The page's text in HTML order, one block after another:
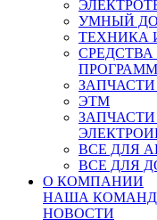
УМНЫЙ
ТЕХНИКА
СРЕДСТВА
ЭТМ
ВСЕ ДЛЯ
ВСЕ ДЛЯ
О КОМПАНИИ
НАША
НОВОСТИ